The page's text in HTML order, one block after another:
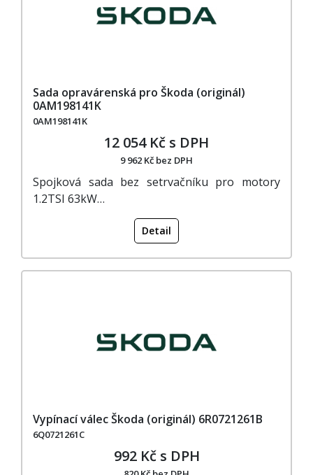
Sada opravárenská pro Škoda (originál)
0AM198141K
0AM198141K
12 054 Kč s DPH
9 962 Kč bez DPH
Spojková sada bez setrvačníku pro motory
1.2TSI 63kW…
Detail
Vypínací válec Škoda (originál) 6R0721261B
6Q0721261C
992 Kč s DPH